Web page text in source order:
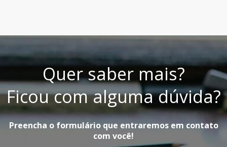
Quer saber mais?
Ficou com alguma dúvida?
Preencha o formulário que entraremos em contato
com você!